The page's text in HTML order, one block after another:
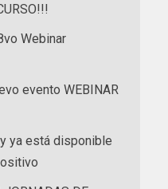
Webinar
evento WEBINAR
ya está disponible